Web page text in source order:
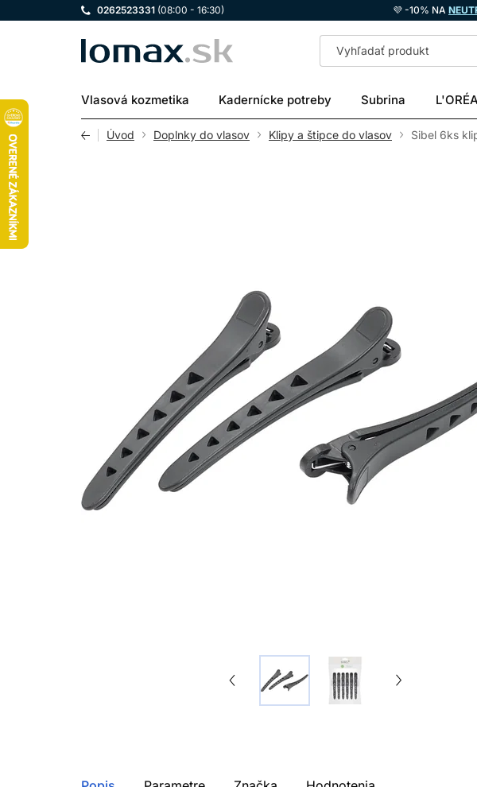
0262523331 (08:00 - 16:30) 💜 -10% NA
LOMAX
Vlasová kozmetika Kadernícke potreby Subrina
Úvod Doplnky do vlasov Klipy a štipce do vlasov
Sibel 6ks